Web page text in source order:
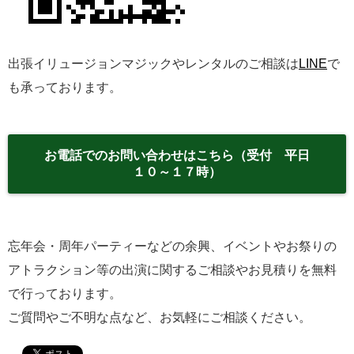
出張イリュージョンマジックやレンタルのご相談は LINEで
も承っております。
お電話でのお問い合わせはこちら（受付 平日
１０～１７時）
忘年会・周年パーティーなどの余興、イベントやお祭りの
アトラクション等の出演に関するご相談やお見積りを無料
で行っております。
ご質問やご不明な点など、お気軽にご相談ください。